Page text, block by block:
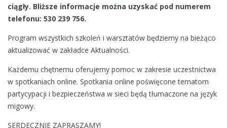
ciągły. Bliższe informacje można uzyskać pod numerem
telefonu: 530 239 756.
Program wszystkich szkoleń i warsztatów będziemy na bieżąco
aktualizować w zakładce Aktualności.
Każdemu chętnemu oferujemy pomoc w zakresie uczestnictwa
w spotkaniach online. Spotkania online poświęcone tematom
partycypacji i bezpieczeństwa w sieci będą tłumaczone na język
migowy.
SERDECZNIE ZAPRASZAMY!